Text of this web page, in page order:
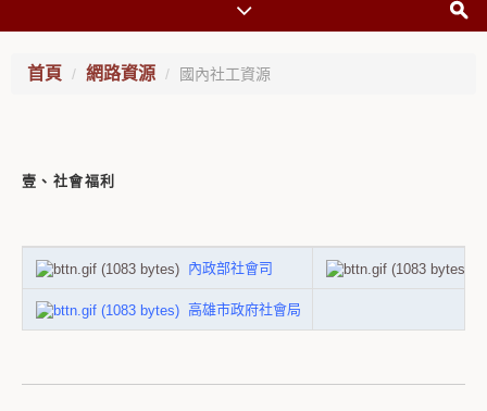
首頁 網路資源 國內社工資源
壹、社會福利
內政部社會司
高雄市政府社會局